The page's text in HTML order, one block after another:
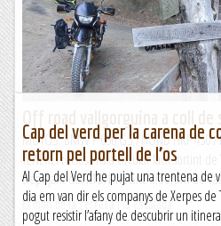
MOTOS: BMW F 650 GS /HOND HRF 450 /
TENEREPreciosa ruta circular fàcil sortint de
trepitjant del MONTNEGRE !!!Sortim de
El món de la ferrata i la escalada
Cap del verd per la carena de
retorn pel portell de l’os
Al Cap del Verd he pujat una trentena de
dia em van dir els companys de Xerpes
pogut resistir l’afany de descubrir un